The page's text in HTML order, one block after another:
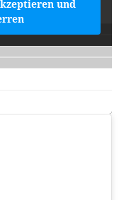
und